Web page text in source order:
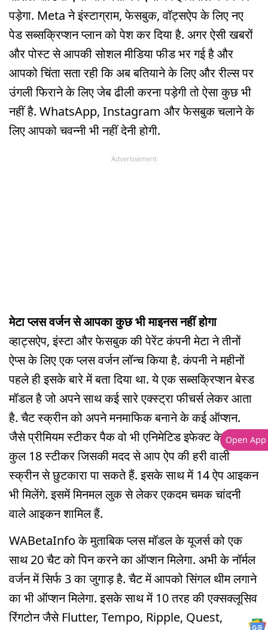
पड़ेगा. Meta ने इंस्टाग्राम, फेसबुक, वॉट्सऐप के लिए नए
पेड सब्सक्रिप्शन प्लान को पेश कर दिया है. अगर ऐसी खबरों
और पोस्ट से आपकी सोशल मीडिया फीड भर गई है और
आपको चिंता सता रही कि अब बतियाने के लिए और रील्स पर
उंगली फिराने के लिए जेब ढीली करना पड़ेगी तो ऐसा कुछ भी
नहीं है. WhatsApp, Instagram और फेसबुक चलाने के
लिए आपको चवन्नी भी नहीं देनी होगी.
Advertisement
मेटा प्लस वर्जन से आपका कुछ भी माइनस नहीं होगा
व्हाट्सऐप, इंस्टा और फेसबुक की पेरेंट कंपनी मेटा ने तीनों
ऐप्स के लिए एक प्लस वर्जन लॉन्च किया है. कंपनी ने महीनों
पहले ही इसके बारे में बता दिया था. ये एक सब्सक्रिप्शन बेस्ड
मॉडल है जो अपने साथ कई सारे एक्स्ट्रा फीचर्स लेकर आता
है. चैट स्क्रीन को अपने मनमाफिक बनाने के कई ऑप्शन.
जैसे प्रीमियम स्टीकर पैक वो भी एनिमेटिड इफेक्ट के साथ.
कुल 18 स्टीकर जिसकी मदद से आप ऐप की हरी वाली
स्क्रीन से छुटकारा पा सकते हैं. इसके साथ में 14 ऐप आइकन
भी मिलेंगे. इसमें मिनमल लुक से लेकर एकदम चमक चांदनी
वाले आइकन शामिल हैं.
WABetaInfo के मुताबिक प्लस मॉडल के यूजर्स को एक
साथ 20 चैट को पिन करने का ऑप्शन मिलेगा. अभी के नॉर्मल
वर्जन में सिर्फ 3 का जुगाड़ है. चैट में आपको सिंगल थीम लगाने
का भी ऑप्शन मिलेगा. इसके साथ में 10 तरह की एक्सक्लूसिव
रिंगटोन जैसे Flutter, Tempo, Ripple, Quest,
Open App